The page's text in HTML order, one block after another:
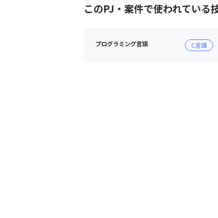
このPJ・案件で使われている
プログラミング言語 C言語